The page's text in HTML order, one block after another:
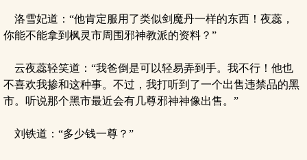
洛雪妃道：“他肯定服用了类似剑魔丹一样的东西！夜蕊，
你能不能拿到枫灵市周围邪神教派的资料？”
云夜蕊轻笑道：“我爸倒是可以轻易弄到手。我不行！他也
不喜欢我掺和这种事。不过，我打听到了一个出售违禁品的黑
市。听说那个黑市最近会有几尊邪神神像出售。”
刘铁道：“多少钱一尊？”